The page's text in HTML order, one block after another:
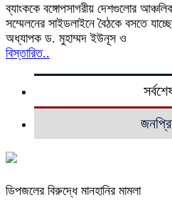
ব্যাংককে বঙ্গোপসাগরীয় দেশগুলোর
সম্মেলনের সাইডলাইনে বৈঠকে বসতে
অধ্যাপক ড. মুহাম্মদ ইউনূস ও
বিস্তারিত..
ডিপজলের বিরুদ্ধে মানহানির মামলা